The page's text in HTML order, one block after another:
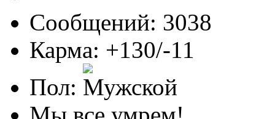
Сообщений: 3038
Карма: +130/-11
Пол: